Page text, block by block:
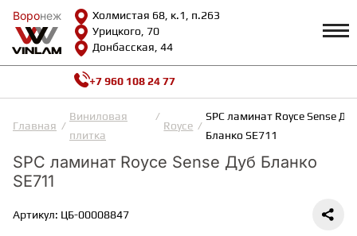
Воронеж
Холмистая 68, к.1, п.263
Урицкого, 70
Донбасская, 44
Воронеж
КАТАЛОГ Профиль
Возврат и гарантии
Сотрудничество
Видеообзоры
ВИНИЛОВАЯ ПЛИТКА
ЛАМИНАТ
+7 960 108 24 77
Главная
Виниловая
плитка
Royce
SPC ламинат Royce Sense Дуб
Бланко SE711
SPC ламинат Royce Sense Дуб Бланко
SE711
Артикул: ЦБ-00008847